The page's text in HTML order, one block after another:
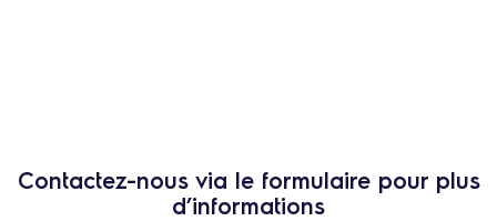
Contactez-nous via le formulaire pour plus
d’informations